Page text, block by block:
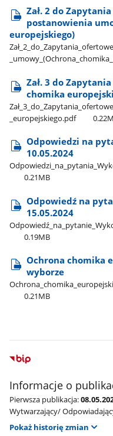
Zał. 2 do
postanowienia
europejskiego)
Zał. 3 do
chomika
_europejskiego.pdf
Odpowiedzi na
10.05.2024
0.21MB
Odpowiedź na
15.05.2024
0.19MB
Ochrona chomika
wyborze
0.21MB
Informacje o
Pierwsza publikacja:
Wytwarzający/
Pokaż historię zmian